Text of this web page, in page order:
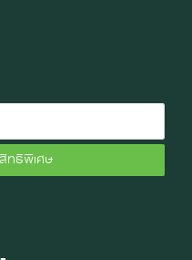
ทธิพิเศษ